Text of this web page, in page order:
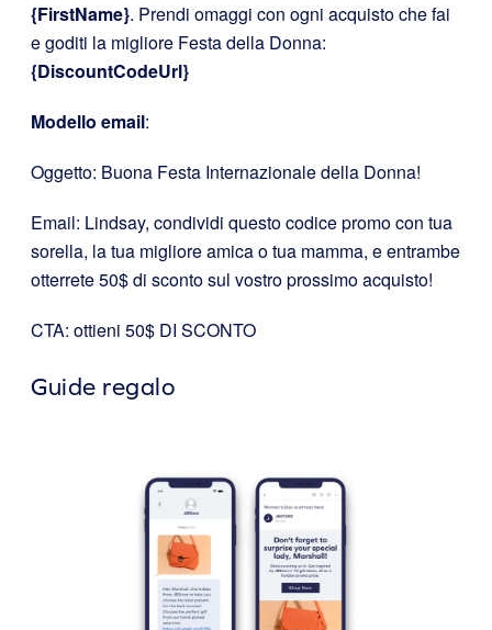
{FirstName}. Prendi omaggi con ogni acquisto che fai
e goditi la migliore Festa della Donna:
{DiscountCodeUrl}
Modello email:
Oggetto: Buona Festa Internazionale della Donna!
Email: Lindsay, condividi questo codice promo con tua
sorella, la tua migliore amica o tua mamma, e entrambe
otterrete 50$ di sconto sul vostro prossimo acquisto!
CTA: ottieni 50$ DI SCONTO
Guide regalo